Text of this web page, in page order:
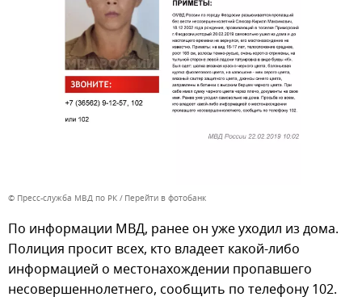
© Пресс-служба МВД по РК Перейти в фотобанк
По информации МВД, ранее он уже уходил из дома.
Полиция просит всех, кто владеет какой-либо
информацией о местонахождении пропавшего
несовершеннолетнего, сообщить по телефону 102.